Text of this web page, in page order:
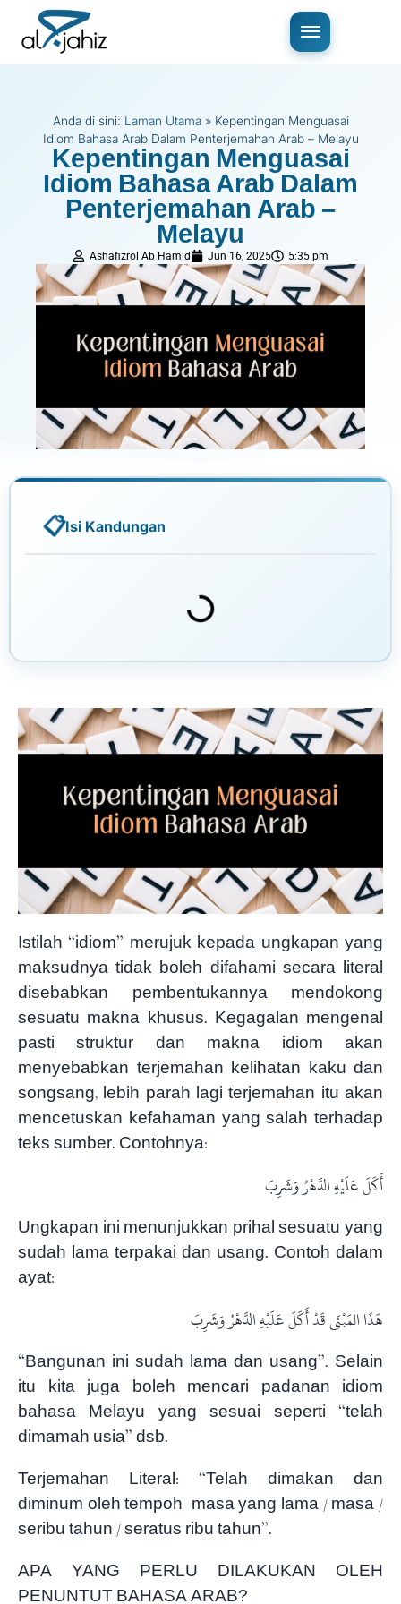
Anda di sini: Laman Utama» Kepentingan Menguasai
Idiom Bahasa Arab Dalam Penterjemahan Arab – Melayu
Kepentingan Menguasai
Idiom Bahasa Arab Dalam
Penterjemahan Arab –
Melayu
Ashafizrol Ab Hamid Jun 16, 2025 5:35 pm
Isi Kandungan
Istilah “idiom” merujuk kepada ungkapan yang
maksudnya tidak boleh difahami secara literal
disebabkan pembentukannya mendokong
sesuatu makna khusus. Kegagalan mengenal
pasti struktur dan makna idiom akan
menyebabkan terjemahan kelihatan kaku dan
songsang, lebih parah lagi terjemahan itu akan
mencetuskan kefahaman yang salah terhadap
teks sumber. Contohnya:
أَكَلَ عَلَيْهِ الدَّهْرُ وَشَرِبَ
Ungkapan ini menunjukkan prihal sesuatu yang
sudah lama terpakai dan usang. Contoh dalam
ayat:
هَذَا المَبْنَى قَدْ أَكَلَ عَلَيْهِ الدَّهْرُ وَشَرِبَ
“Bangunan ini sudah lama dan usang”. Selain
itu kita juga boleh mencari padanan idiom
bahasa Melayu yang sesuai seperti “telah
dimamah usia” dsb.
Terjemahan Literal: “Telah dimakan dan
diminum oleh tempoh masa yang lama / masa /
seribu tahun / seratus ribu tahun”.
APA YANG PERLU DILAKUKAN OLEH
PENUNTUT BAHASA ARAB?